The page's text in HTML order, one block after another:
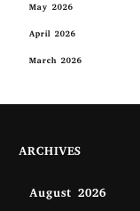
May 2026
April 2026
March 2026
ARCHIVES
August 2026